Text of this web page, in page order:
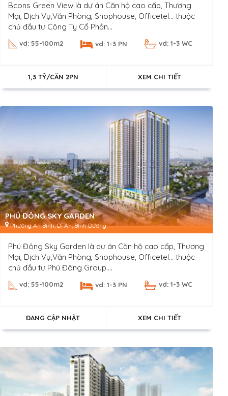
Bcons Green View là dự án Căn hộ cao cấp, Thương
Mại, Dịch Vụ,Văn Phòng, Shophouse, Officetel… thuộc
chủ đầu tư Công Ty Cổ Phần...
vd: 55-100m2 vd: 1-3 PN vd: 1-3 WC
1,3 TỶ/CĂN 2PN XEM CHI TIẾT
PHÚ ĐÔNG SKY GARDEN
Phường An Bình, Dĩ An, Bình Dương
Phú Đông Sky Garden là dự án Căn hộ cao cấp, Thương
Mại, Dịch Vụ,Văn Phòng, Shophouse, Officetel… thuộc
chủ đầu tư Phú Đông Group....
vd: 55-100m2 vd: 1-3 PN vd: 1-3 WC
ĐANG CẬP NHẬT XEM CHI TIẾT